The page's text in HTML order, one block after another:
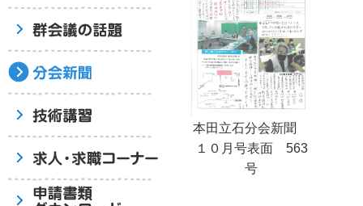
本田立石分会新聞
１０月号表面 563
号